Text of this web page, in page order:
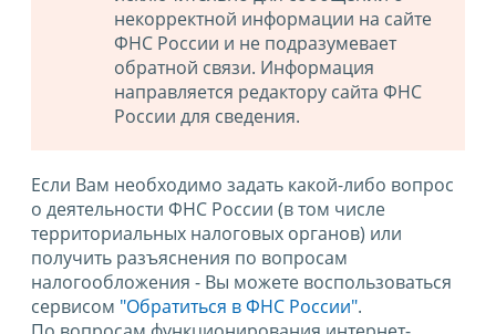
некорректной информации на сайте
ФНС России и не подразумевает
обратной связи. Информация
направляется редактору сайта ФНС
России для сведения.
Если Вам необходимо задать какой-либо вопрос
о деятельности ФНС России (в том числе
территориальных налоговых органов) или
получить разъяснения по вопросам
налогообложения - Вы можете воспользоваться
сервисом "Обратиться в ФНС России".